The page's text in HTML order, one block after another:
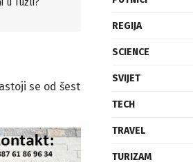
u Tuzli?
se od šest
REGIJA
SCIENCE
SVIJET
TECH
TRAVEL
TURIZAM